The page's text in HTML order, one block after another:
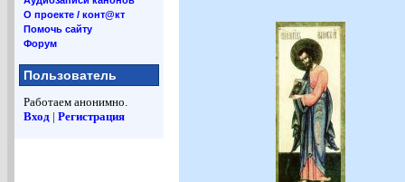
О проекте / конт@кт
Помочь сайту
Форум
Пользователь
Работаем анонимно.
Вход | Регистрация